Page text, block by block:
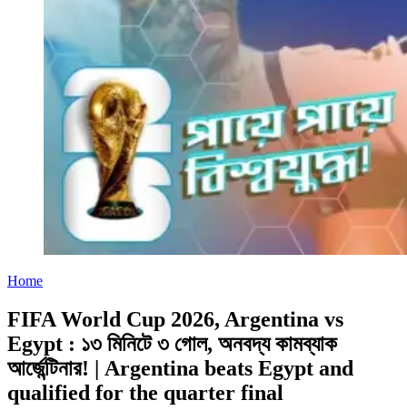
Home
FIFA World Cup 2026, Argentina vs
Egypt : ১৩ মিনিটে ৩ গোল, অনবদ্য কামব্যাক
আর্জেন্টিনার! | Argentina beats Egypt and
qualified for the quarter final